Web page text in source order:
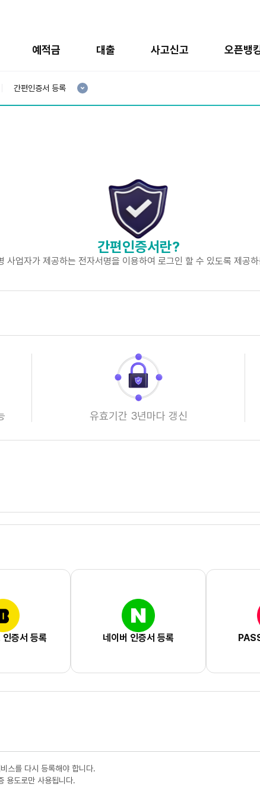
예적금 대출 사고신고 오픈뱅
재
3
류
간편인증서 등록
간편인증서란?
사업자가 제공하는 전자서명을 이용하여 로그인 할 수 있도록 제공
유효기간 3년마다 갱신
인증서 등록 네이버 인증서 등록
스를 다시 등록해야 합니다.
용도로만 사용됩니다.